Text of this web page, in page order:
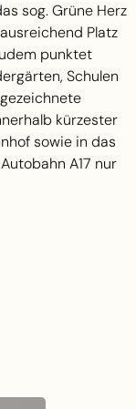
sog. Grüne Herz
Platz
punktet
Schulen
kürzester
sowie in das
A17 nur